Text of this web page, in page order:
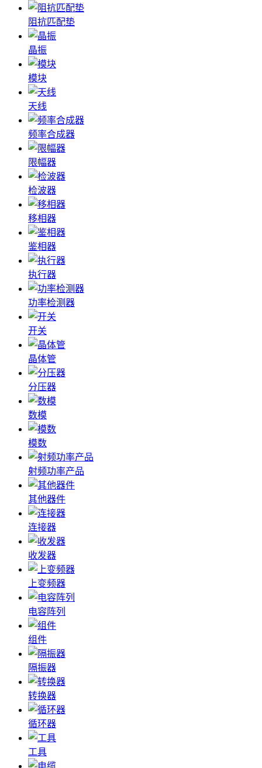
阻抗匹配垫
晶振
模块
天线
频率合成器
限幅器
检波器
移相器
鉴相器
执行器
功率检测器
开关
晶体管
分压器
数模
模数
射频功率产品
其他器件
连接器
收发器
上变频器
电容阵列
组件
隔振器
转换器
循环器
工具